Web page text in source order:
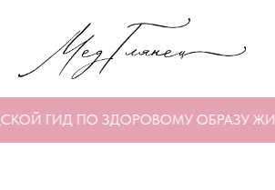
ГИД ПО ЗДОРОВОМУ ОБРАЗУ